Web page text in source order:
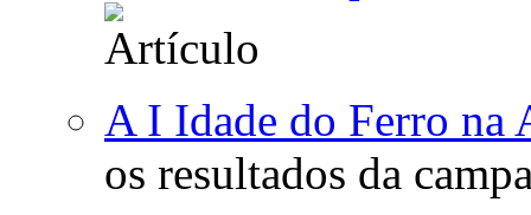
A I Idade do Ferro na
os resultados da